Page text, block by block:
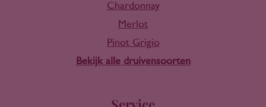
Chardonnay
Merlot
Pinot Grigio
Bekijk alle druivensoorten